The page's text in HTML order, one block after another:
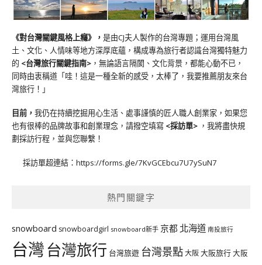
《對台灣關鍵風格上癮》 ， 是由CJ夫人製作的台灣專題；運用台灣風
土、文化、人情味等地方深厚底蘊，構成專為旅行者認識台灣獨特魅力
的 <台灣旅行關鍵指南> ，無論語言隔閡、文化背景，都能心動不已，
同時由衷稱道「哇！這是一種全新的感受，太棒了，我要推薦朋友來台
灣旅行！」
目前， 我仍在持續挖掘用心生活、處事謹慎的匠人職人創業家，如果您
也有很棒的品牌故事和創業理念，請撥空填寫 <採訪單> ，我將盡快規
劃採訪行程，並與您聯繫！
採訪單超連結： https://forms.gle/7KvGCEbcu7U7ySuN7
熱門關鍵字
snowboard snowboardgirl snowboard新手 京都 北海道 南投旅行
台灣台灣旅行 台灣旅遊 台灣景點大阪大阪旅行大阪